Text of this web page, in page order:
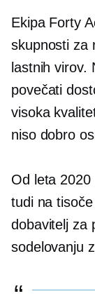
Ekipa Forty
skupnosti za
lastnih virov.
povečati
visoka
niso dobro
Od leta
tudi na
dobavitelj za
sodelovanju z